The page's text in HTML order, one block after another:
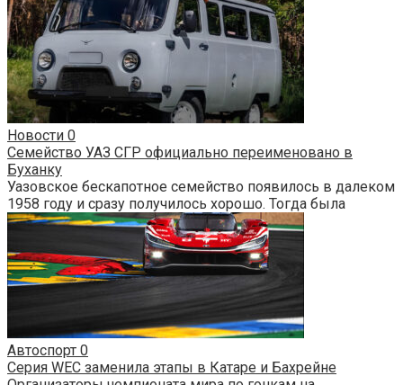
Новости 0
Семейство УАЗ СГР официально переименовано в
Буханку
Уазовское бескапотное семейство появилось в далеком
1958 году и сразу получилось хорошо. Тогда была
Автоспорт 0
Серия WEC заменила этапы в Катаре и Бахрейне